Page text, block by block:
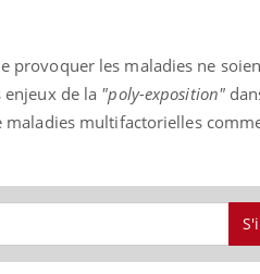
provoquer les maladies ne
de la "poly-exposition"
multifactorielles